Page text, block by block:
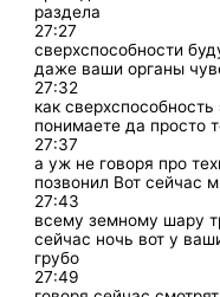
раздела
27:27
сверхспособности
даже ваши органы
27:32
как
понимаете да просто
27:37
а уж не говоря про
позвонил Вот сейчас
27:43
всему земному шару
сейчас ночь вот у
грубо
27:49